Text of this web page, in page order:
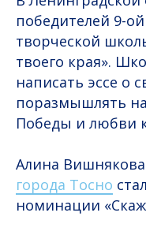
победителей 9-
творческой
твоего края».
написать эссе о
поразмышлять
Победы и любви
Алина
города Тосно
номинации